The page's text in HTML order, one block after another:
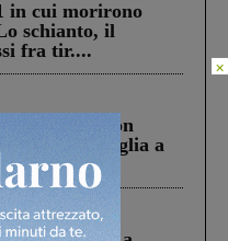
in cui morirono
schianto, il
fra tir....
di Castiglion
ucciso la figlia a
×